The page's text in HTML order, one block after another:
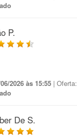
P.
2026 às 15:55 | Oferta:
De S.